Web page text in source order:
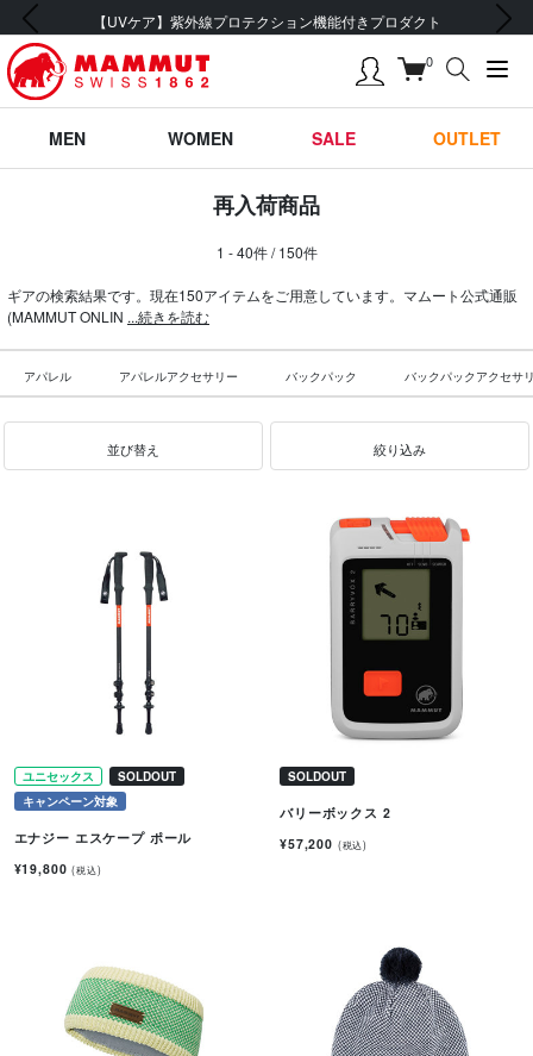
会員登録で【5,500円 (税込) 以上 送料無料】
前の画像 次の画像
0
MEN WOMEN SALE OUTLET
再入荷商品
1 - 40件 / 150件
ギアの検索結果です。現在150アイテムをご用意しています。マムート公式通販
(MAMMUT ONLIN ...続きを読む
アパレル アパレルアクセサリー バックパック バックパックアクセサ
並び替え 絞り込み
ユニセックス
SOLDOUT
キャンペーン対象
エナジー エスケープ ポール
¥19,800(税込)
SOLDOUT
バリーボックス 2
¥57,200 (税込)